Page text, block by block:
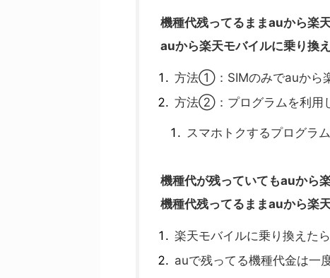
機種代残ってるままauから楽
auから楽天モバイルに乗り換
方法①：SIMのみでauから
方法②：プログラムを利用
スマホトクするプログラ
機種代が残っていてもauから
機種代残ってるままauから楽
楽天モバイルに乗り換えた
auで残ってる機種代金は一